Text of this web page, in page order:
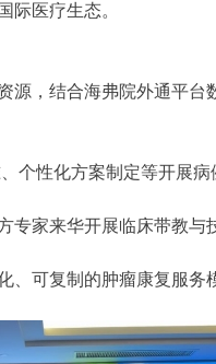
际医疗生态。
，结合海弗院外通平
个性化方案制定等开展病
家来华开展临床带教与
可复制的肿瘤康复服务